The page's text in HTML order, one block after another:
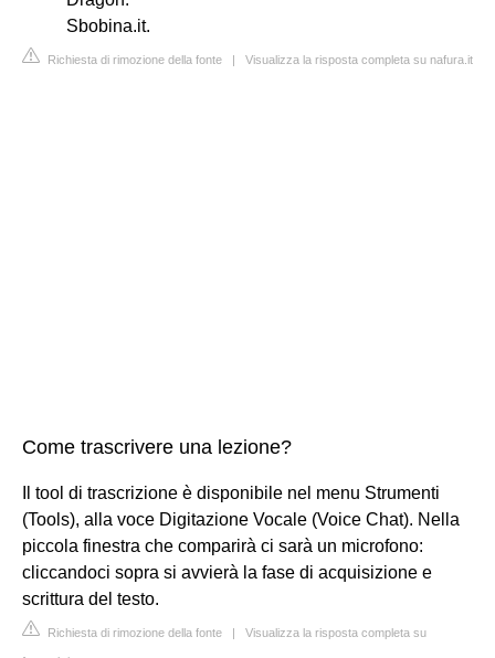
Sbobina.it.
Richiesta di rimozione della fonte | Visualizza la risposta completa su nafura.it
Come trascrivere una lezione?
Il tool di trascrizione è disponibile nel menu Strumenti
(Tools), alla voce Digitazione Vocale (Voice Chat). Nella
piccola finestra che comparirà ci sarà un microfono:
cliccandoci sopra si avvierà la fase di acquisizione e
scrittura del testo.
Richiesta di rimozione della fonte | Visualizza la risposta completa su